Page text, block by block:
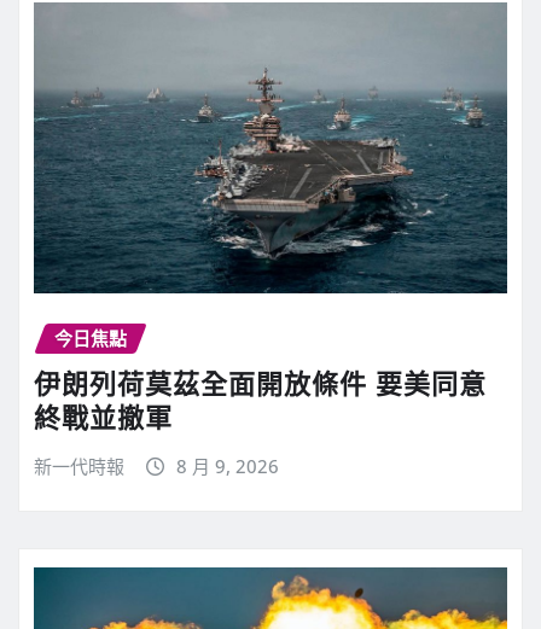
今日焦點
伊朗列荷莫茲全面開放條件 要美同意
終戰並撤軍
新一代時報 8 月 9, 2026